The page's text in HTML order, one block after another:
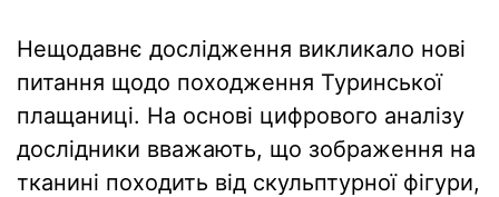
Нещодавнє дослідження викликало нові
питання щодо походження Туринської
плащаниці. На основі цифрового аналізу
дослідники вважають, що зображення на
тканині походить від скульптурної фігури,